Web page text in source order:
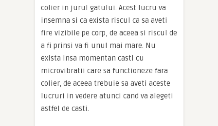
colier in jurul gatului. Acest lucru va
insemna si ca exista riscul ca sa aveti
fire vizibile pe corp, de aceea si riscul de
a fi prinsi va fi unul mai mare. Nu
exista insa momentan casti cu
microvibratii care sa functioneze fara
colier, de aceea trebuie sa aveti aceste
lucruri in vedere atunci cand va alegeti
astfel de casti.